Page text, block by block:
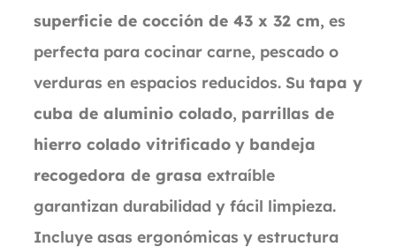
superficie de cocción de 43 x 32 cm, es
perfecta para cocinar carne, pescado o
verduras en espacios reducidos. Su tapa y
cuba de aluminio colado, parrillas de
hierro colado vitrificado y bandeja
recogedora de grasa extraíble
garantizan durabilidad y fácil limpieza.
Incluye asas ergonómicas y estructura